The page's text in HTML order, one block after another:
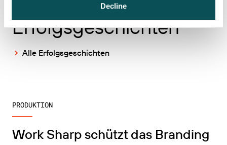
Decline
Erfolgsgeschichten
Alle Erfolgsgeschichten
PRODUKTION
Work Sharp schützt das Branding